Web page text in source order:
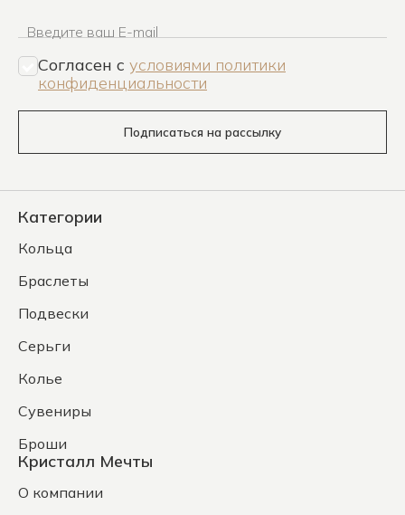
Введите ваш E-mail
Согласен c условиями политики
конфиденциальности
Подписаться на рассылку
Категории
Кольца
Браслеты
Подвески
Серьги
Колье
Сувениры
Броши
Кристалл Мечты
О компании